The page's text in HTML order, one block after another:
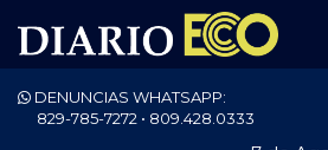
DENUNCIAS WHATSAPP:
829-785-7272 • 809.428.0333
PORTADA